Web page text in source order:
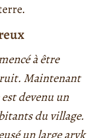
à être
Maintenant
devenu un
du village.
un large aryk